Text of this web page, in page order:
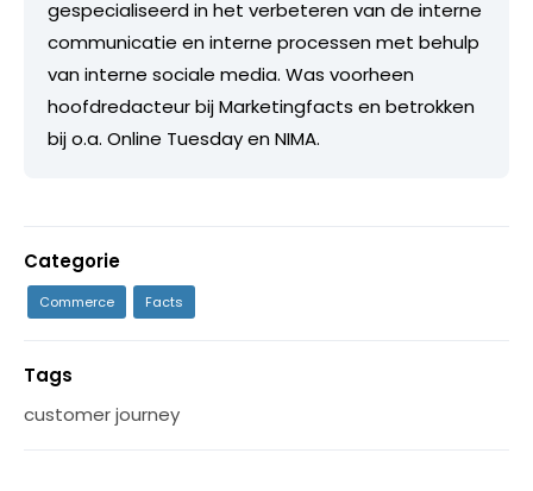
gespecialiseerd in het verbeteren van de interne
communicatie en interne processen met behulp
van interne sociale media. Was voorheen
hoofdredacteur bij Marketingfacts en betrokken
bij o.a. Online Tuesday en NIMA.
Categorie
Commerce Facts
Tags
customer journey